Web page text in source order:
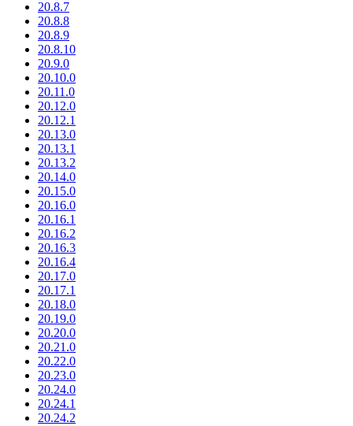
20.8.7
20.8.8
20.8.9
20.8.10
20.9.0
20.10.0
20.11.0
20.12.0
20.12.1
20.13.0
20.13.1
20.13.2
20.14.0
20.15.0
20.16.0
20.16.1
20.16.2
20.16.3
20.16.4
20.17.0
20.17.1
20.18.0
20.19.0
20.20.0
20.21.0
20.22.0
20.23.0
20.24.0
20.24.1
20.24.2